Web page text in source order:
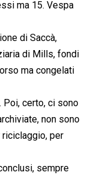
ma 15. Vespa
di Saccà,
di Mills, fondi
ma congelati
certo, ci sono
non sono
per
sempre